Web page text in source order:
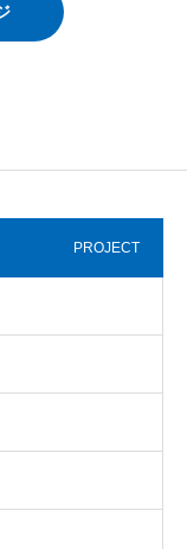
PROJECT